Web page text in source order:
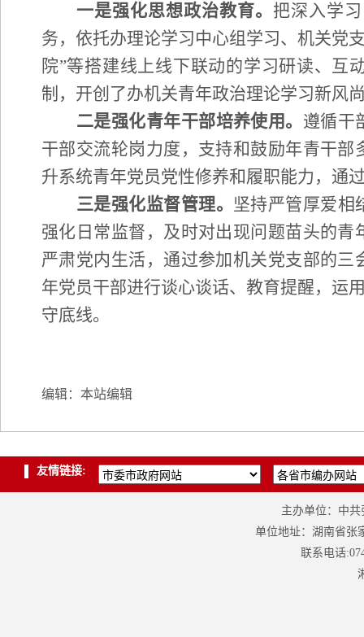
一是强化思想政治教育。 把深入学
务，依托办理论学习中心组学习、机关党
院”等搭建线上线下联动的学习研读、互
制， 开创了办机关青年政治理论学习新风
二是强化青年干部培养使用 。 遵循干
干部交流轮岗力度，支持和鼓励年青干部
升系统青年党员党性修养和履职能力 ，通
三是强化监督管理。 坚持严管厚爱相
强化日常监督，及时对出现问题苗头的
严肃党内生活，通过参加机关党支部的三
年党员干部进行谈心谈话、教育提醒，运
守底线。
编辑：本站编辑
友情链接:
主办单位：中
单位地址：湖南省张
联系电话